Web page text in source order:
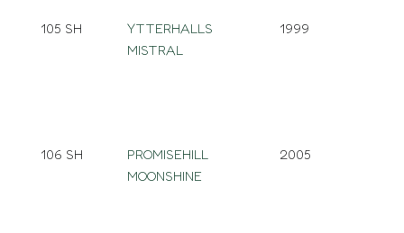
105 SH
YTTERHALLS
MISTRAL
1999
106 SH
PROMISEHILL
MOONSHINE
2005